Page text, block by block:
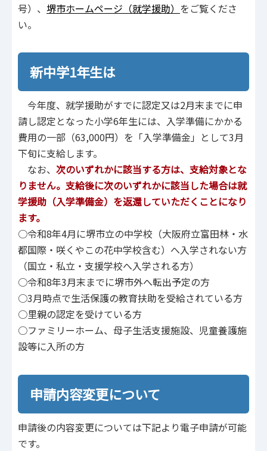
号）、 堺市ホームページ（就学援助） をご覧くださ
い。
新中学1年生は
今年度、就学援助がすでに認定又は2月末までに申
請し認定となった小学6年生には、入学準備にかかる
費用の一部（63,000円）を「入学準備金」として3月
下旬に支給します。
なお、 次のいずれかに該当する方は、支給対象とな
りません。支給後に次のいずれかに該当した場合は就
学援助（入学準備金）を返還していただくことになり
ます。
○令和8年4月に堺市立の中学校（大阪府立富田林・水
都国際・咲くやこの花中学校含む）へ入学されない方
（国立・私立・支援学校へ入学される方）
○令和8年3月末までに堺市外へ転出予定の方
○3月時点で生活保護の教育扶助を受給されている方
○里親の認定を受けている方
○ファミリーホーム、母子生活支援施設、児童養護施
設等に入所の方
申請内容変更について
申請後の内容変更については下記より電子申請が可能
です。